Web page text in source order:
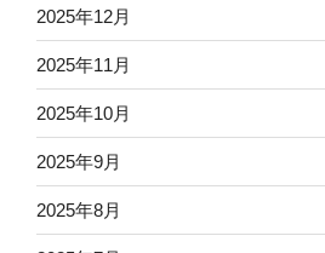
2025年12月
2025年11月
2025年10月
2025年9月
2025年8月